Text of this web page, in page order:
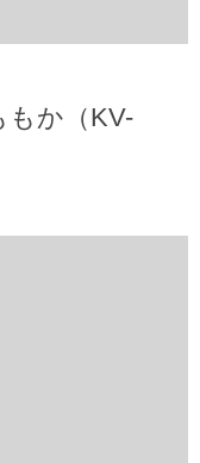
もか（KV-